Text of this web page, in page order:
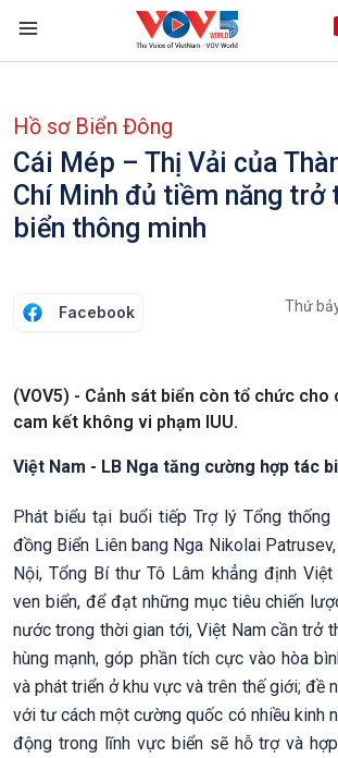
Nhảy đến nội dung
Hồ sơ Biển Đông
Cái Mép – Thị Vải của
Chí Minh đủ tiềm năng trở
biển thông minh
Facebook Thứ
(VOV5) - Cảnh sát biển còn tổ chức cho
cam kết không vi phạm IUU.
Việt Nam - LB Nga tăng cường hợp tác
Phát biểu tại buổi tiếp Trợ lý Tổng thống
đồng Biển Liên bang Nga Nikolai
Nội, Tổng Bí thư Tô Lâm khẳng định
ven biển, để đạt những mục tiêu chiến
nước trong thời gian tới, Việt Nam cần trở
hùng mạnh, góp phần tích cực vào hòa
và phát triển ở khu vực và trên thế giới; đề
với tư cách một cường quốc có nhiều kinh
động trong lĩnh vực biển sẽ hỗ trợ và